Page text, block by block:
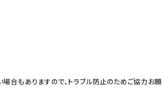
合もありますので、トラブル防止のためご協力お願